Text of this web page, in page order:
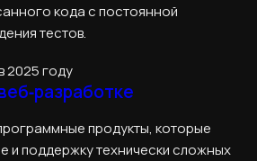
кода с постоянной
тестов.
2025 году
продукты, которые
и поддержку технически сложных